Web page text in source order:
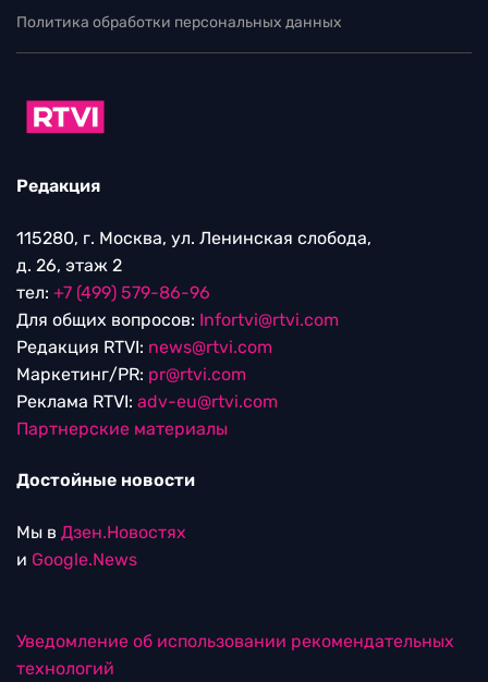
Политика обработки персональных данных
Редакция
115280, г. Москва, ул. Ленинская слобода,
д. 26, этаж 2
тел: +7 (499) 579-86-96
Для общих вопросов: Infortvi@rtvi.com
Редакция RTVI: news@rtvi.com
Маркетинг/PR: pr@rtvi.com
Реклама RTVI: adv-eu@rtvi.com
Партнерские материалы
Достойные новости
Мы в Дзен.Новостях
и Google.News
Уведомление об использовании рекомендательных
технологий